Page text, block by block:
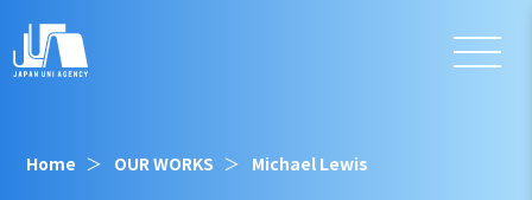
Home OUR WORKS Michael Lewis